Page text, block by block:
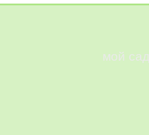
мой сад